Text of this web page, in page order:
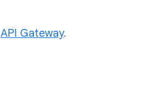
API Gateway.